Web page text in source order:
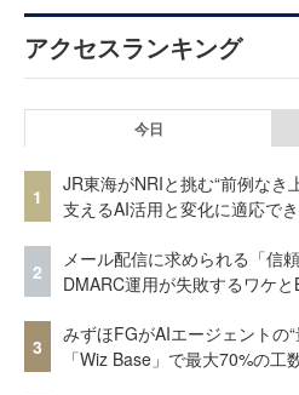
アクセスランキング
今日
1
JR東海がNRIと挑む“前例な
支えるAI活用と変化に適応で
2
メール配信に求められる「信
DMARC運用が失敗するワケ
3
みずほFGがAIエージェント
「Wiz Base」で最大70%の工